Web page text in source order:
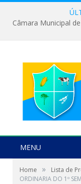
MENU
Home » Lista de
ORDINARIA DO 1º